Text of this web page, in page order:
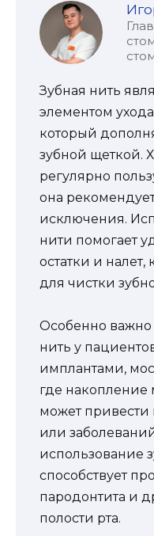
Зубная нить
элементом
который
зубной щеткой.
регулярно
она
исключения.
нити помогает
остатки и
для чистки
Особенно важно
нить у
имплантами,
где
может привести
или
использование
способствует
пародонтита и
полости рта.